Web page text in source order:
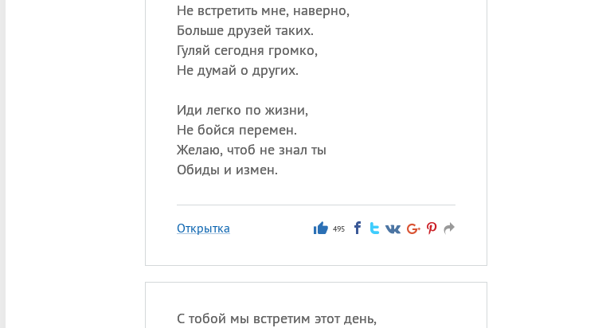
Не встретить мне, наверно,
Больше друзей таких.
Гуляй сегодня громко,
Не думай о других.
Иди легко по жизни,
Не бойся перемен.
Желаю, чтоб не знал ты
Обиды и измен.
Открытка 495
С тобой мы встретим этот день,